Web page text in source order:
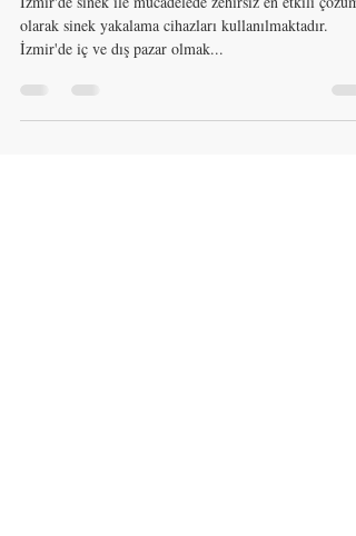
İzmir'de Sinek Yakalama
Cihazı Üreten Firma
İzmir'de sinek ile mücadelede zehirsiz en etkili çözüm